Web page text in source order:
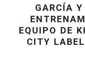
GARCÍA
EQUIPO DE
CITY